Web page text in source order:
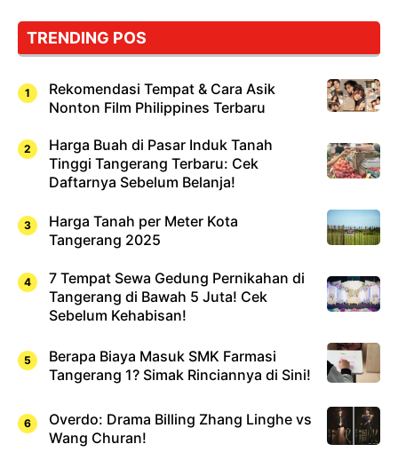
TRENDING POS
Rekomendasi Tempat & Cara Asik
Nonton Film Philippines Terbaru
Harga Buah di Pasar Induk Tanah
Tinggi Tangerang Terbaru: Cek
Daftarnya Sebelum Belanja!
Harga Tanah per Meter Kota
Tangerang 2025
7 Tempat Sewa Gedung Pernikahan di
Tangerang di Bawah 5 Juta! Cek
Sebelum Kehabisan!
Berapa Biaya Masuk SMK Farmasi
Tangerang 1? Simak Rinciannya di Sini!
Overdo: Drama Billing Zhang Linghe vs
Wang Churan!